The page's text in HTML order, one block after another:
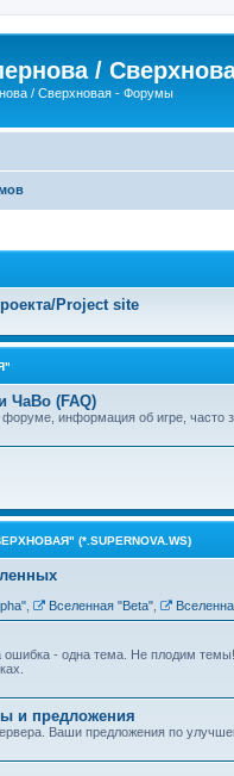
/
/ Сверхновая - Форумы
Project site
ЧаВо (FAQ)
форуме, информация об игре, часто
(*.SUPERNOVA.WS)
, Вселенная "Beta",
- одна тема. Не плодим
и предложения
Ваши предложения по